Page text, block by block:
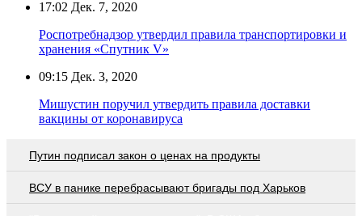
17:02 Дек. 7, 2020
Роспотребнадзор утвердил правила транспортировки и
хранения «Спутник V»
09:15 Дек. 3, 2020
Мишустин поручил утвердить правила доставки
вакцины от коронавируса
Путин подписал закон о ценах на продукты
ВСУ в панике перебрасывают бригады под Харьков